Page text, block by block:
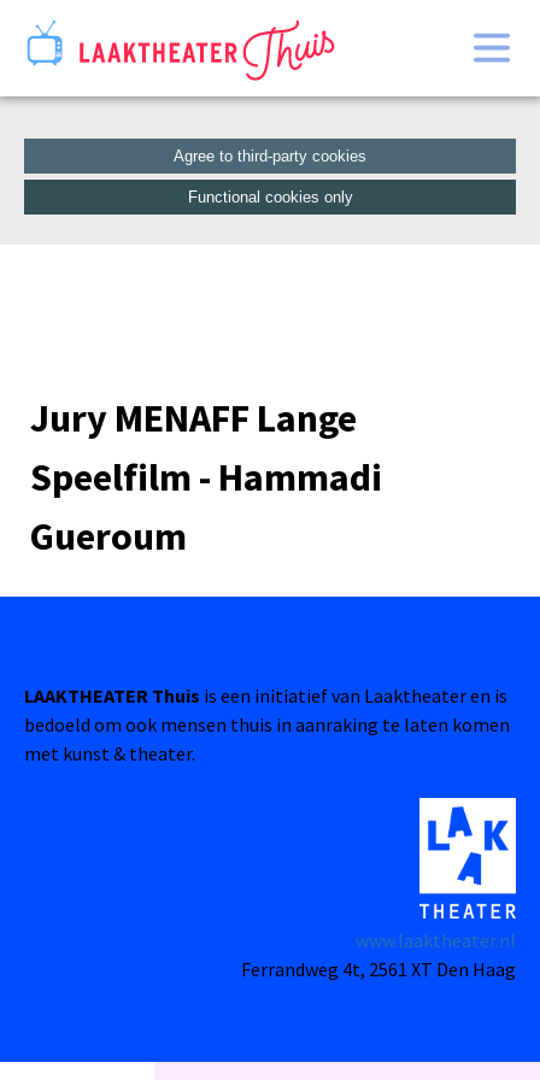
Agree to third-party cookies
Functional cookies only
Catalogue
Jury MENAFF Lange
Speelfilm - Hammadi
Gueroum
LAAKTHEATER Thuis is een initiatief van Laaktheater en is
bedoeld om ook mensen thuis in aanraking te laten komen
met kunst & theater.
www.laaktheater.nl
Ferrandweg 4t, 2561 XT Den Haag